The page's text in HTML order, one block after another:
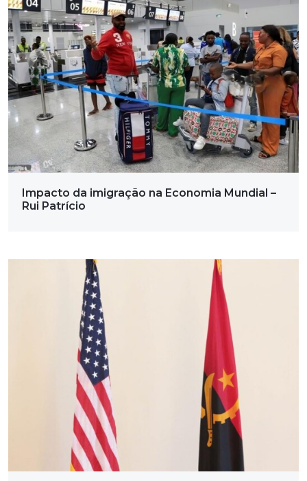
Impacto da imigração na Economia Mundial –
Rui Patrício